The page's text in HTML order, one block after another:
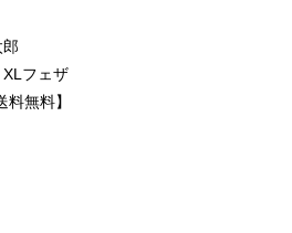
郎
フェザ
無料】